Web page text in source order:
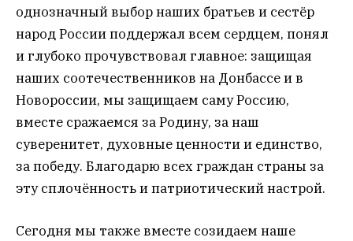
однозначный выбор наших братьев и сестёр
народ России поддержал всем сердцем, понял
и глубоко прочувствовал главное: защищая
наших соотечественников на Донбассе и в
Новороссии, мы защищаем саму Россию,
вместе сражаемся за Родину, за наш
суверенитет, духовные ценности и единство,
за победу. Благодарю всех граждан страны за
эту сплочённость и патриотический настрой.
Сегодня мы также вместе созидаем наше